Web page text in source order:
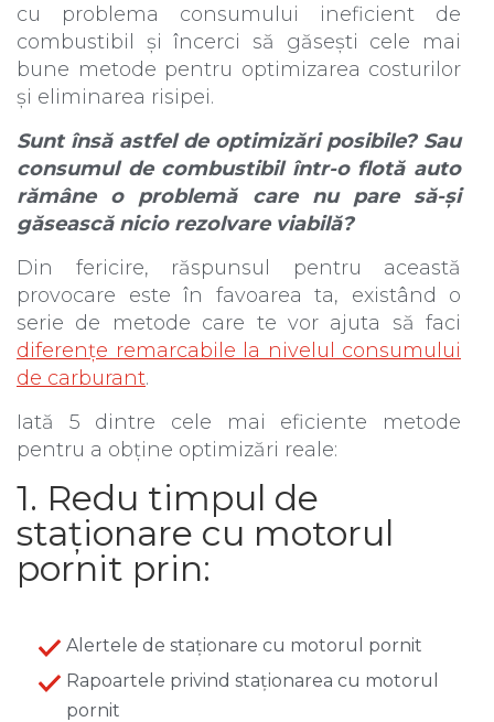
cu problema consumului ineficient de
combustibil și încerci să găsești cele mai
bune metode pentru optimizarea costurilor
și eliminarea risipei.
Sunt însă astfel de optimizări posibile? Sau
consumul de combustibil într-o flotă auto
rămâne o problemă care nu pare să-și
găsească nicio rezolvare viabilă?
Din fericire, răspunsul pentru această
provocare este în favoarea ta, existând o
serie de metode care te vor ajuta să faci
diferențe remarcabile la nivelul consumului
de carburant.
Iată 5 dintre cele mai eficiente metode
pentru a obține optimizări reale:
1. Redu timpul de
staționare cu motorul
pornit prin:
Alertele de staționare cu motorul pornit
Rapoartele privind staționarea cu motorul
pornit